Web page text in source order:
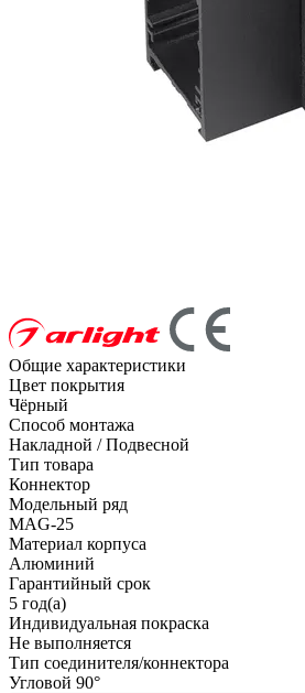
Общие характеристики
Цвет покрытия
Чёрный
Способ монтажа
Накладной / Подвесной
Тип товара
Коннектор
Модельный ряд
MAG-25
Материал корпуса
Алюминий
Гарантийный срок
5 год(а)
Индивидуальная покраска
Не выполняется
Тип соединителя/коннектора
Угловой 90°